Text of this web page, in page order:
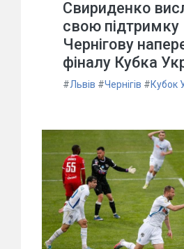
Свириденко
свою підтримку
Чернігову
фіналу Кубка
#Львів #Чернігів #Кубок